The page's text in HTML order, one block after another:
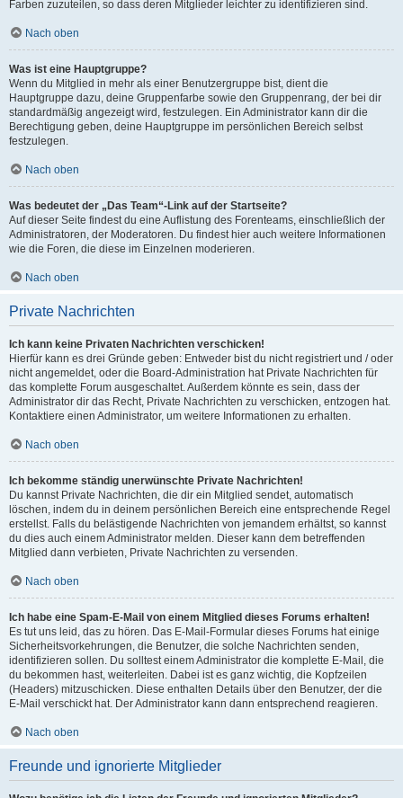
Farben zuzuteilen, so dass deren Mitglieder leichter zu identifizieren sind.
Nach oben
Was ist eine Hauptgruppe?
Wenn du Mitglied in mehr als einer Benutzergruppe bist, dient die
Hauptgruppe dazu, deine Gruppenfarbe sowie den Gruppenrang, der bei dir
standardmäßig angezeigt wird, festzulegen. Ein Administrator kann dir die
Berechtigung geben, deine Hauptgruppe im persönlichen Bereich selbst
festzulegen.
Nach oben
Was bedeutet der „Das Team“-Link auf der Startseite?
Auf dieser Seite findest du eine Auflistung des Forenteams, einschließlich der
Administratoren, der Moderatoren. Du findest hier auch weitere Informationen
wie die Foren, die diese im Einzelnen moderieren.
Nach oben
Private Nachrichten
Ich kann keine Privaten Nachrichten verschicken!
Hierfür kann es drei Gründe geben: Entweder bist du nicht registriert und / oder
nicht angemeldet, oder die Board-Administration hat Private Nachrichten für
das komplette Forum ausgeschaltet. Außerdem könnte es sein, dass der
Administrator dir das Recht, Private Nachrichten zu verschicken, entzogen hat.
Kontaktiere einen Administrator, um weitere Informationen zu erhalten.
Nach oben
Ich bekomme ständig unerwünschte Private Nachrichten!
Du kannst Private Nachrichten, die dir ein Mitglied sendet, automatisch
löschen, indem du in deinem persönlichen Bereich eine entsprechende Regel
erstellst. Falls du belästigende Nachrichten von jemandem erhältst, so kannst
du dies auch einem Administrator melden. Dieser kann dem betreffenden
Mitglied dann verbieten, Private Nachrichten zu versenden.
Nach oben
Ich habe eine Spam-E-Mail von einem Mitglied dieses Forums erhalten!
Es tut uns leid, das zu hören. Das E-Mail-Formular dieses Forums hat einige
Sicherheitsvorkehrungen, die Benutzer, die solche Nachrichten senden,
identifizieren sollen. Du solltest einem Administrator die komplette E-Mail, die
du bekommen hast, weiterleiten. Dabei ist es ganz wichtig, die Kopfzeilen
(Headers) mitzuschicken. Diese enthalten Details über den Benutzer, der die
E-Mail verschickt hat. Der Administrator kann dann entsprechend reagieren.
Nach oben
Freunde und ignorierte Mitglieder